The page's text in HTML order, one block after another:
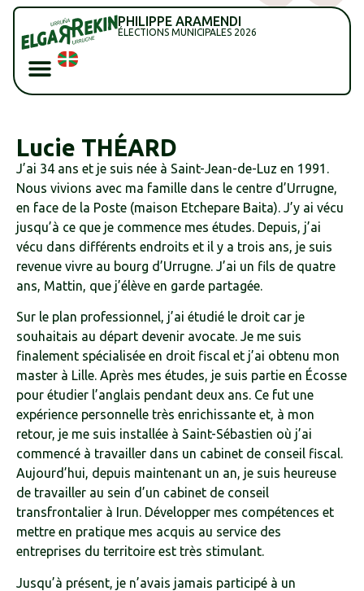
PHILIPPE ARAMENDI
ÉLECTIONS MUNICIPALES 2026
Lucie THÉARD
J’ai 34 ans et je suis née à Saint-Jean-de-Luz en 1991.
Nous vivions avec ma famille dans le centre d’Urrugne,
en face de la Poste (maison Etchepare Baita). J’y ai vécu
jusqu’à ce que je commence mes études. Depuis, j’ai
vécu dans différents endroits et il y a trois ans, je suis
revenue vivre au bourg d’Urrugne. J’ai un fils de quatre
ans, Mattin, que j’élève en garde partagée.
Sur le plan professionnel, j’ai étudié le droit car je
souhaitais au départ devenir avocate. Je me suis
finalement spécialisée en droit fiscal et j’ai obtenu mon
master à Lille. Après mes études, je suis partie en Écosse
pour étudier l’anglais pendant deux ans. Ce fut une
expérience personnelle très enrichissante et, à mon
retour, je me suis installée à Saint-Sébastien où j’ai
commencé à travailler dans un cabinet de conseil fiscal.
Aujourd’hui, depuis maintenant un an, je suis heureuse
de travailler au sein d’un cabinet de conseil
transfrontalier à Irun. Développer mes compétences et
mettre en pratique mes acquis au service des
entreprises du territoire est très stimulant.
Jusqu’à présent, je n’avais jamais participé à un